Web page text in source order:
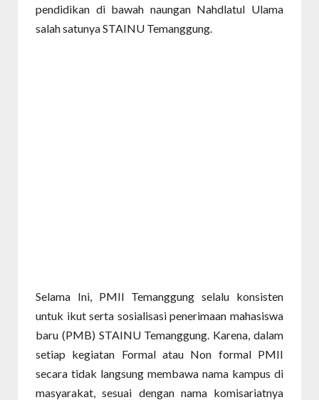
pendidikan di bawah naungan Nahdlatul Ulama
salah satunya STAINU Temanggung.
Selama Ini, PMII Temanggung selalu konsisten
untuk ikut serta sosialisasi penerimaan mahasiswa
baru (PMB) STAINU Temanggung. Karena, dalam
setiap kegiatan Formal atau Non formal PMII
secara tidak langsung membawa nama kampus di
masyarakat, sesuai dengan nama komisariatnya